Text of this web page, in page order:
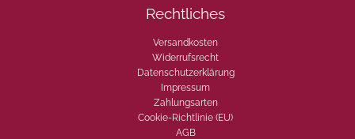
Rechtliches
Versandkosten
Widerrufsrecht
Datenschutzerklärung
Impressum
Zahlungsarten
Cookie-Richtlinie (EU)
AGB